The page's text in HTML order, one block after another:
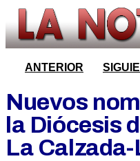
ANTERIOR
Nuevos
la Diócesis
La